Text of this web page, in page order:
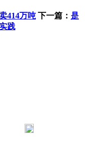
414万吨 下一篇： 是
践